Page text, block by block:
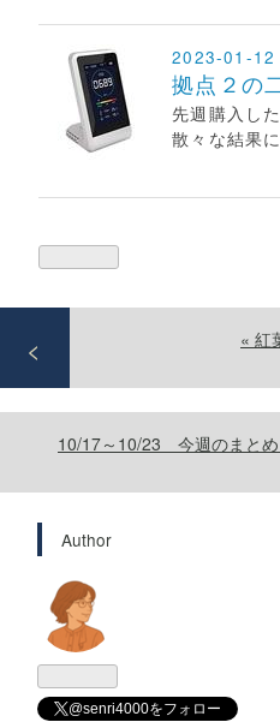
2023-01-12
拠点２の
先週購入し
散々な結果
« 紅
10/17～10/23 今週のまと
Author
@senri4000をフォロー